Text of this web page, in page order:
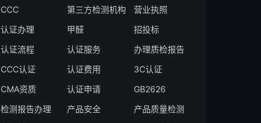
CCC
第三方检测机构
营业执照
认证办理
甲醛
招投标
认证流程
认证服务
办理质检报告
CCC认证
认证费用
3C认证
CMA资质
认证申请
GB2626
检测报告办理
产品安全
产品质量检测